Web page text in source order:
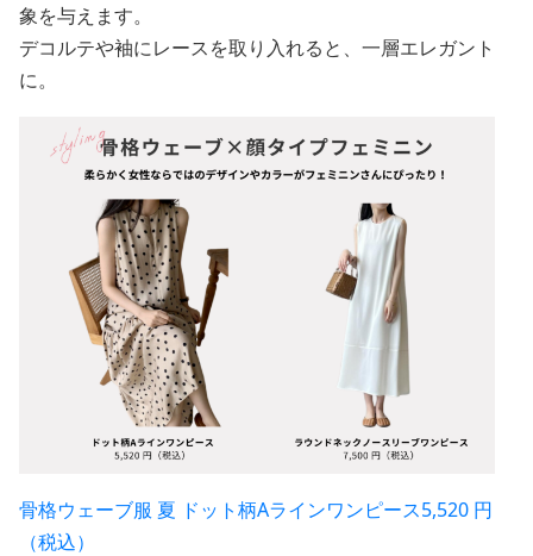
象を与えます。
デコルテや袖にレースを取り入れると、一層エレガント
に。
骨格ウェーブ服 夏 ドット柄Aラインワンピース5,520 円
（税込）